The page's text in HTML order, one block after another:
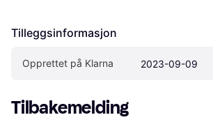
Tilleggsinformasjon
Opprettet på Klarna 2023-09-09
Tilbakemelding